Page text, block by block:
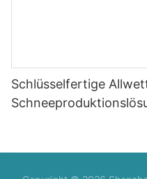
Schlüsselfertige